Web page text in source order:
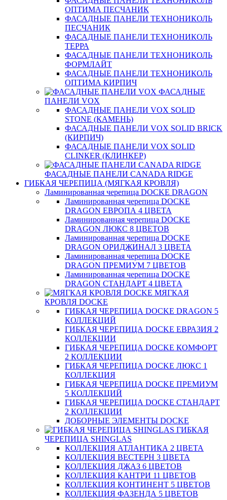
ОПТИМА ПЕСЧАНИК
ФАСАДНЫЕ ПАНЕЛИ ТЕХНОНИКОЛЬ
ПЕСЧАНИК
ФАСАДНЫЕ ПАНЕЛИ ТЕХНОНИКОЛЬ
ТЕРРА
ФАСАДНЫЕ ПАНЕЛИ ТЕХНОНИКОЛЬ
ФОРМЛАЙТ
ФАСАДНЫЕ ПАНЕЛИ ТЕХНОНИКОЛЬ
ОПТИМА КИРПИЧ
ФАСАДНЫЕ
ПАНЕЛИ VOX
ФАСАДНЫЕ ПАНЕЛИ VOX SOLID
STONE (КАМЕНЬ)
ФАСАДНЫЕ ПАНЕЛИ VOX SOLID BRICK
(КИРПИЧ)
ФАСАДНЫЕ ПАНЕЛИ VOX SOLID
CLINКER (КЛИНКЕР)
ФАСАДНЫЕ ПАНЕЛИ CANADA RIDGE
ГИБКАЯ ЧЕРЕПИЦА (МЯГКАЯ КРОВЛЯ)
Ламинированная черепица DOCKE DRAGON
Ламинированная черепица DOCKE
DRAGON ЕВРОПА 4 ЦВЕТА
Ламинированная черепица DOCKE
DRAGON ЛЮКС 8 ЦВЕТОВ
Ламинированная черепица DOCKE
DRAGON ОРИДЖИНАЛ 3 ЦВЕТА
Ламинированная черепица DOCKE
DRAGON ПРЕМИУМ 7 ЦВЕТОВ
Ламинированная черепица DOCKE
DRAGON СТАНДАРТ 4 ЦВЕТA
МЯГКАЯ
КРОВЛЯ DOCKE
ГИБКАЯ ЧЕРЕПИЦА DOCKE DRAGON 5
КОЛЛЕКЦИЙ
ГИБКАЯ ЧЕРЕПИЦА DOCKE ЕВРАЗИЯ 2
КОЛЛЕКЦИИ
ГИБКАЯ ЧЕРЕПИЦА DOCKE КОМФОРТ
2 КОЛЛЕКЦИИ
ГИБКАЯ ЧЕРЕПИЦА DOCKE ЛЮКС 1
КОЛЛЕКЦИЯ
ГИБКАЯ ЧЕРЕПИЦА DOCKE ПРЕМИУМ
5 КОЛЛЕКЦИЙ
ГИБКАЯ ЧЕРЕПИЦА DOCKE СТАНДАРТ
2 КОЛЛЕКЦИИ
ДОБОРНЫЕ ЭЛЕМЕНТЫ DOCKE
ГИБКАЯ
ЧЕРЕПИЦА SHINGLAS
КОЛЛЕКЦИЯ АТЛАНТИКА 2 ЦВЕТА
КОЛЛЕКЦИЯ ВЕСТЕРН 3 ЦВЕТА
КОЛЛЕКЦИЯ ДЖАЗ 6 ЦВЕТОВ
КОЛЛЕКЦИЯ КАНТРИ 11 ЦВЕТОВ
КОЛЛЕКЦИЯ КОНТИНЕНТ 5 ЦВЕТОВ
КОЛЛЕКЦИЯ ФАЗЕНДА 5 ЦВЕТОВ